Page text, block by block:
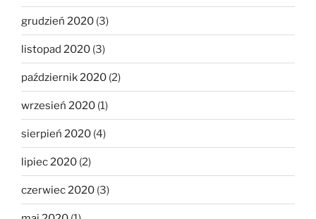
grudzień 2020 (3)
listopad 2020 (3)
październik 2020 (2)
wrzesień 2020 (1)
sierpień 2020 (4)
lipiec 2020 (2)
czerwiec 2020 (3)